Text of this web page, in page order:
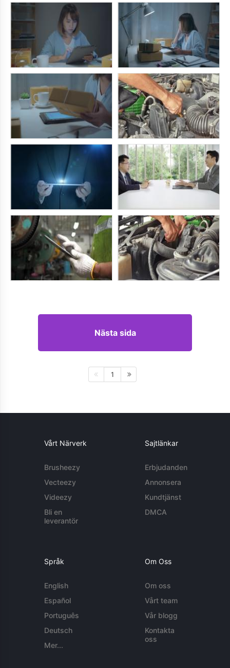
Nästa sida
1
Vårt Närverk
Brusheezy
Vecteezy
Videezy
Bli en
leverantör
Sajtlänkar
Erbjudanden
Annonsera
Kundtjänst
DMCA
Språk
English
Español
Português
Deutsch
Mer...
Om Oss
Om oss
Vårt team
Vår blogg
Kontakta
oss